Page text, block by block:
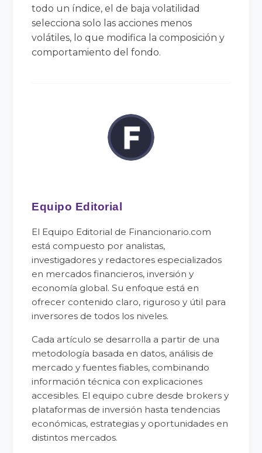
todo un índice, el de baja volatilidad
selecciona solo las acciones menos
volátiles, lo que modifica la composición y
comportamiento del fondo.
Equipo Editorial
El Equipo Editorial de Financionario.com
está compuesto por analistas,
investigadores y redactores especializados
en mercados financieros, inversión y
economía global. Su enfoque está en
ofrecer contenido claro, riguroso y útil para
inversores de todos los niveles.
Cada artículo se desarrolla a partir de una
metodología basada en datos, análisis de
mercado y fuentes fiables, combinando
información técnica con explicaciones
accesibles. El equipo cubre desde brokers y
plataformas de inversión hasta tendencias
económicas, estrategias y oportunidades en
distintos mercados.